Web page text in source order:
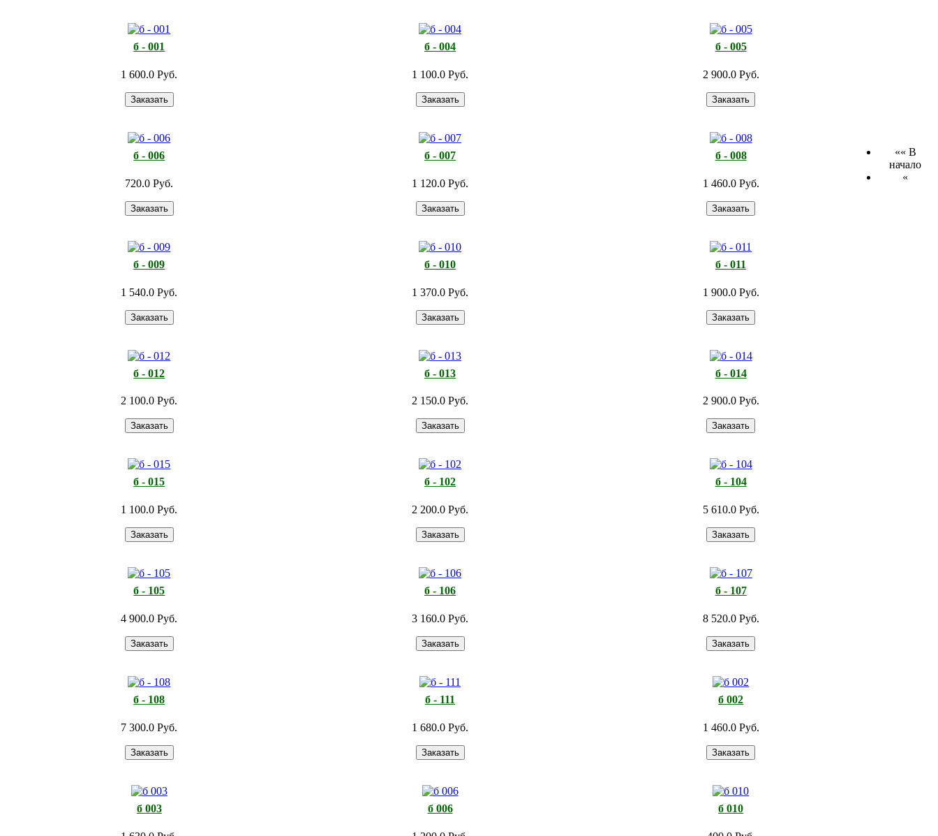
б - 001
1 600.0 Руб.
б - 004
1 100.0 Руб.
б - 005
2 900.0 Руб.
б - 006
720.0 Руб.
б - 007
1 120.0 Руб.
б - 008
1 460.0 Руб.
б - 009
1 540.0 Руб.
б - 010
1 370.0 Руб.
б - 011
1 900.0 Руб.
б - 012
2 100.0 Руб.
б - 013
2 150.0 Руб.
б - 014
2 900.0 Руб.
б - 015
1 100.0 Руб.
б - 102
2 200.0 Руб.
б - 104
5 610.0 Руб.
б - 105
4 900.0 Руб.
б - 106
3 160.0 Руб.
б - 107
8 520.0 Руб.
б - 108
7 300.0 Руб.
б - 111
1 680.0 Руб.
б 002
1 460.0 Руб.
б 003 б 006 б 010
«« В
начало
«